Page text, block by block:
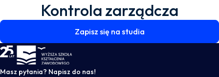
Kontrola zarządcza
Zapisz się na studia
WSKZ - strona główna
Masz pytania? Napisz do nas!